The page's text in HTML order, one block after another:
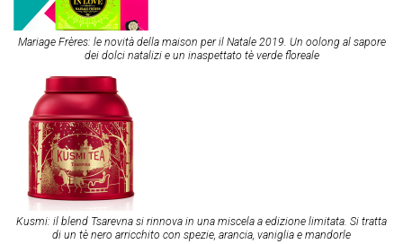
Mariage Frères: le novità della maison per il Natale 2019. Un oolong al sapore
dei dolci natalizi e un inaspettato tè verde floreale
Kusmi: il blend Tsarevna si rinnova in una miscela a edizione limitata. Si tratta
di un tè nero arricchito con spezie, arancia, vaniglia e mandorle